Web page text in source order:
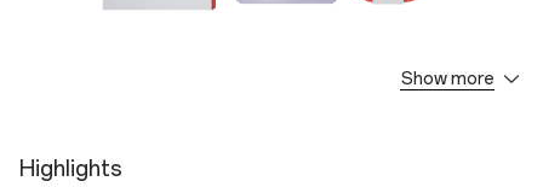
Show more
Highlights